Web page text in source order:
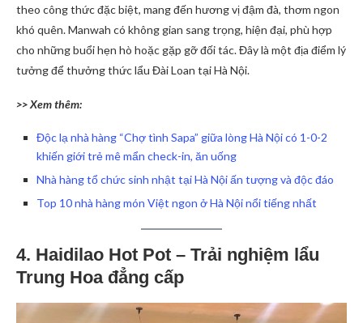
theo công thức đặc biệt, mang đến hương vị đậm đà, thơm ngon
khó quên. Manwah có không gian sang trọng, hiện đại, phù hợp
cho những buổi hẹn hò hoặc gặp gỡ đối tác. Đây là một địa điểm lý
tưởng để thưởng thức lẩu Đài Loan tại Hà Nội.
>> Xem thêm:
Độc lạ nhà hàng “Chợ tình Sapa” giữa lòng Hà Nội có 1-0-2
khiến giới trẻ mê mẩn check-in, ăn uống
Nhà hàng tổ chức sinh nhật tại Hà Nội ấn tượng và độc đáo
Top 10 nhà hàng món Việt ngon ở Hà Nội nổi tiếng nhất
4. Haidilao Hot Pot – Trải nghiệm lẩu
Trung Hoa đẳng cấp